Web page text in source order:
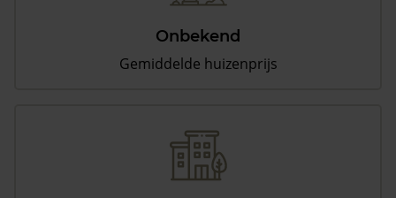
Onbekend
Gemiddelde huizenprijs